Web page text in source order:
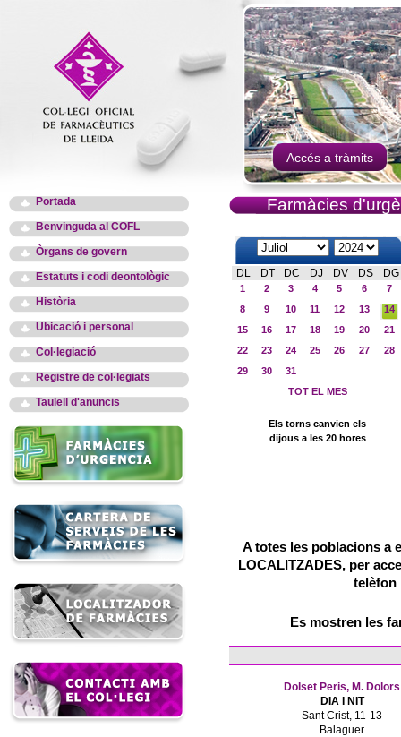
Accés a tràmits
Portada
Benvinguda al COFL
Òrgans de govern
Estatuts i codi deontològic
Història
Ubicació i personal
Col·legiació
Registre de col·legiats
Taulell d'anuncis
Farmàcies
DL DT DC DJ DV DS DG
1 2 3 4 5 6
7
8
9 10 11 12 13
14
15
16 17 18 19 20
21
22
23 24 25 26 27
28
29
30
31
TOT EL MES
Els torns canvien els
dijous a les 20 hores
A totes les poblacions a
LOCALITZADES, per
telèfon
Es mostren les
Dolset Peris, M. Dolors
DIA I NIT
Sant Crist, 11-13
Balaguer